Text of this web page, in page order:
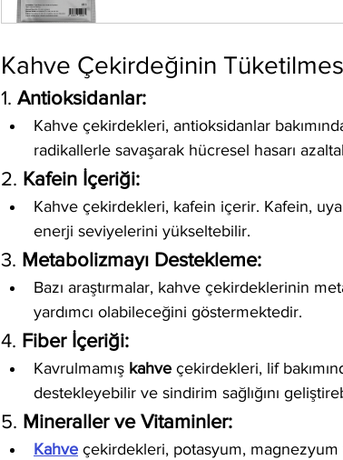
Kahve Çekirdeğinin
1. Antioksidanlar:
Kahve çekirdekleri, antioksidanlar
radikallerle savaşarak hücresel hasarı
2. Kafein İçeriği:
Kahve çekirdekleri, kafein içerir. Kafein,
enerji seviyelerini yükseltebilir.
3. Metabolizmayı Destekleme:
Bazı araştırmalar, kahve çekirdeklerinin
yardımcı olabileceğini göstermektedir.
4. Fiber İçeriği:
Kavrulmamış kahve çekirdekleri, lif
destekleyebilir ve sindirim sağlığını
5. Mineraller ve Vitaminler:
Kahve çekirdekleri, potasyum,